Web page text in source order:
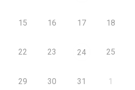
15 16 17 18
22 23 24 25
29 30 31 1